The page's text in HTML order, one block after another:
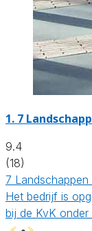
1. 7
9.4
(18)
7
Het bedrijf is
bij de KvK onder